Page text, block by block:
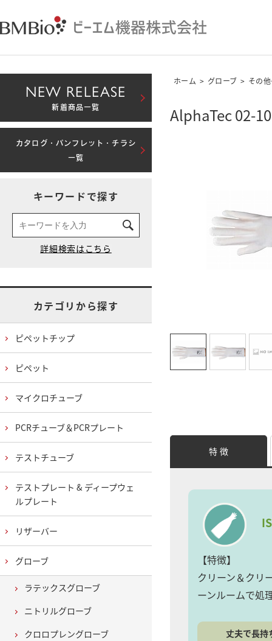
ホーム > グローブ > その
AlphaTec 02-
特 徴
【特徴】
クリーン＆クリ
ーンルームで処
丈夫で長持
NEW RELEASE
新着商品一覧
カタログ・パンフレット・チラシ
一覧
キーワードで探す
カテゴリから探す
ピペットチップ
ピペット
マイクロチューブ
PCRチューブ＆PCRプレート
テストチューブ
テストプレート & ディープウェ
ルプレート
リザーバー
グローブ
ラテックスグローブ
ニトリルグローブ
クロロプレングローブ